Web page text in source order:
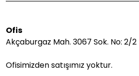
Ofis
Akçaburgaz Mah. 3067 Sok. No: 2/
Ofisimizden satışımız yoktur.